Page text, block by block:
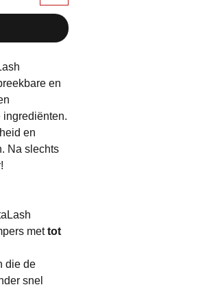
en
ingrediënten.
en
Na slechts
mettot
die de
snel